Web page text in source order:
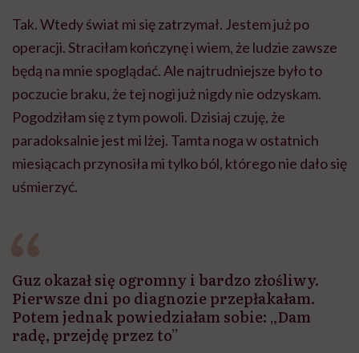
Tak. Wtedy świat mi się zatrzymał. Jestem już po
operacji. Straciłam kończynę i wiem, że ludzie zawsze
będą na mnie spoglądać. Ale najtrudniejsze było to
poczucie braku, że tej nogi już nigdy nie odzyskam.
Pogodziłam się z tym powoli. Dzisiaj czuję, że
paradoksalnie jest mi lżej. Tamta noga w ostatnich
miesiącach przynosiła mi tylko ból, którego nie dało się
uśmierzyć.
Guz okazał się ogromny i bardzo złośliwy.
Pierwsze dni po diagnozie przepłakałam.
Potem jednak powiedziałam sobie: „Dam
radę, przejdę przez to”